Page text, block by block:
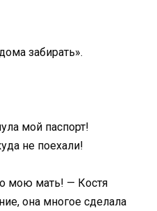
забирать».
мой паспорт!
не поехали!
мою мать! — Костя
она многое сделала